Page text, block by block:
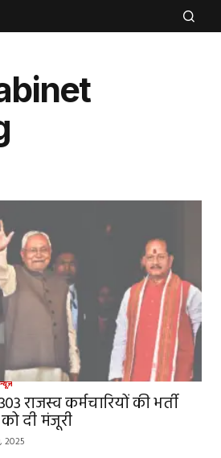
राजस्व कर्मचारियों की भर्ती
दी मंजूरी
2025